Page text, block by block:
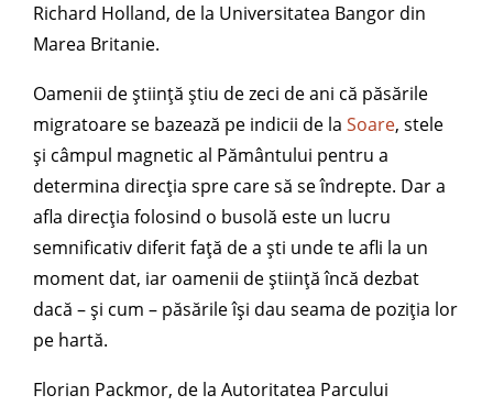
Richard Holland, de la Universitatea Bangor din
Marea Britanie.
Oamenii de știință știu de zeci de ani că păsările
migratoare se bazează pe indicii de la Soare, stele
și câmpul magnetic al Pământului pentru a
determina direcția spre care să se îndrepte. Dar a
afla direcția folosind o busolă este un lucru
semnificativ diferit față de a ști unde te afli la un
moment dat, iar oamenii de știință încă dezbat
dacă – și cum – păsările își dau seama de poziția lor
pe hartă.
Florian Packmor, de la Autoritatea Parcului